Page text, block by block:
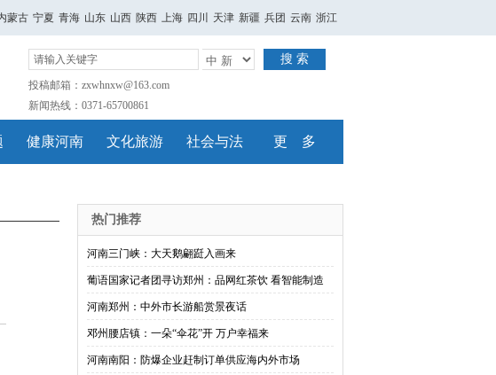
蒙古 宁夏 青海 山东 山西 陕西 上海 四川 天津 新疆 兵团 云南 浙江
搜 索
投稿邮箱：zxwhnxw@163.com
新闻热线：0371-65700861
健康河南 文化旅游 社会与法 更 多
热门推荐
河南三门峡：大天鹅翩跹入画来
葡语国家记者团寻访郑州：品网红茶饮 看智能制造
河南郑州：中外市长游船赏景夜话
邓州腰店镇：一朵“伞花”开 万户幸福来
河南南阳：防爆企业赶制订单供应海内外市场